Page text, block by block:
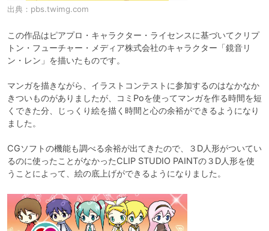
出典： pbs.twimg.com
この作品はピアプロ・キャラクター・ライセンスに基づいてクリプ
トン・フューチャー・メディア株式会社のキャラクター「鏡音リ
ン・レン」を描いたものです。
マンガを描きながら、イラストコンテストに参加するのはなかなか
きついものがありましたが、コミPoを使ってマンガを作る時間を短
くできた分、じっくり絵を描く時間と心の余裕ができるようになり
ました。
CGソフトの機能も調べる余裕が出てきたので、３D人形がついてい
るのに使ったことがなかったCLIP STUDIO PAINTの３D人形を使
うことによって、絵の底上げができるようになりました。